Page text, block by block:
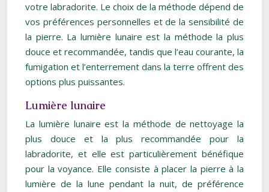
votre labradorite. Le choix de la méthode dépend de
vos préférences personnelles et de la sensibilité de
la pierre. La lumière lunaire est la méthode la plus
douce et recommandée, tandis que l’eau courante, la
fumigation et l’enterrement dans la terre offrent des
options plus puissantes.
Lumière lunaire
La lumière lunaire est la méthode de nettoyage la
plus douce et la plus recommandée pour la
labradorite, et elle est particulièrement bénéfique
pour la voyance. Elle consiste à placer la pierre à la
lumière de la lune pendant la nuit, de préférence